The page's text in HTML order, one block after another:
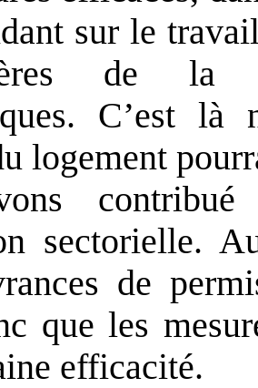
sur le
de la
C’est
logement
sectorielle.
de
que les
efficacité.